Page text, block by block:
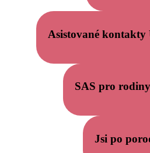
Asistované
SAS pro
Jsi po